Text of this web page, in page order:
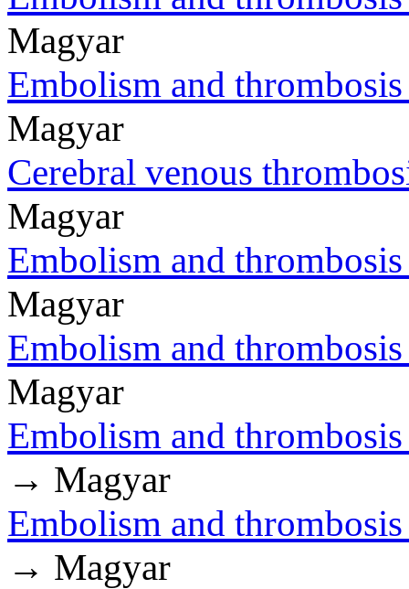
Magyar
Embolism and
Magyar
Cerebral venous
Magyar
Embolism and
Magyar
Embolism and
Magyar
Embolism and
→ Magyar
Embolism and
→ Magyar